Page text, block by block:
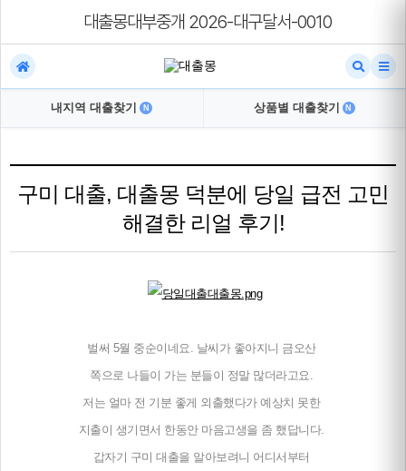
대출몽대부중개 2026-대구달서-0010
내지역 대출찾기 N 상품별 대출찾기 N
구미 대출, 대출몽 덕분에 당일 급전 고민
해결한 리얼 후기!
벌써 5월 중순이네요. 날씨가 좋아지니 금오산
쪽으로 나들이 가는 분들이 정말 많더라고요.
저는 얼마 전 기분 좋게 외출했다가 예상치 못한
지출이 생기면서 한동안 마음고생을 좀 했답니다.
갑자기 구미 대출을 알아보려니 어디서부터